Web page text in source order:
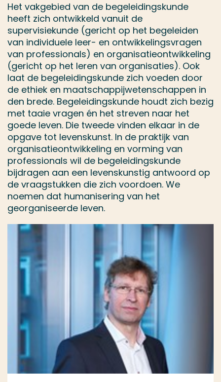
Het vakgebied van de begeleidingskunde
heeft zich ontwikkeld vanuit de
supervisiekunde (gericht op het begeleiden
van individuele leer- en ontwikkelingsvragen
van professionals) en organisatieontwikkeling
(gericht op het leren van organisaties). Ook
laat de begeleidingskunde zich voeden door
de ethiek en maatschappijwetenschappen in
den brede. Begeleidingskunde houdt zich bezig
met taaie vragen én het streven naar het
goede leven. Die tweede vinden elkaar in de
opgave tot levenskunst. In de praktijk van
organisatieontwikkeling en vorming van
professionals wil de begeleidingskunde
bijdragen aan een levenskunstig antwoord op
de vraagstukken die zich voordoen. We
noemen dat humanisering van het
georganiseerde leven.